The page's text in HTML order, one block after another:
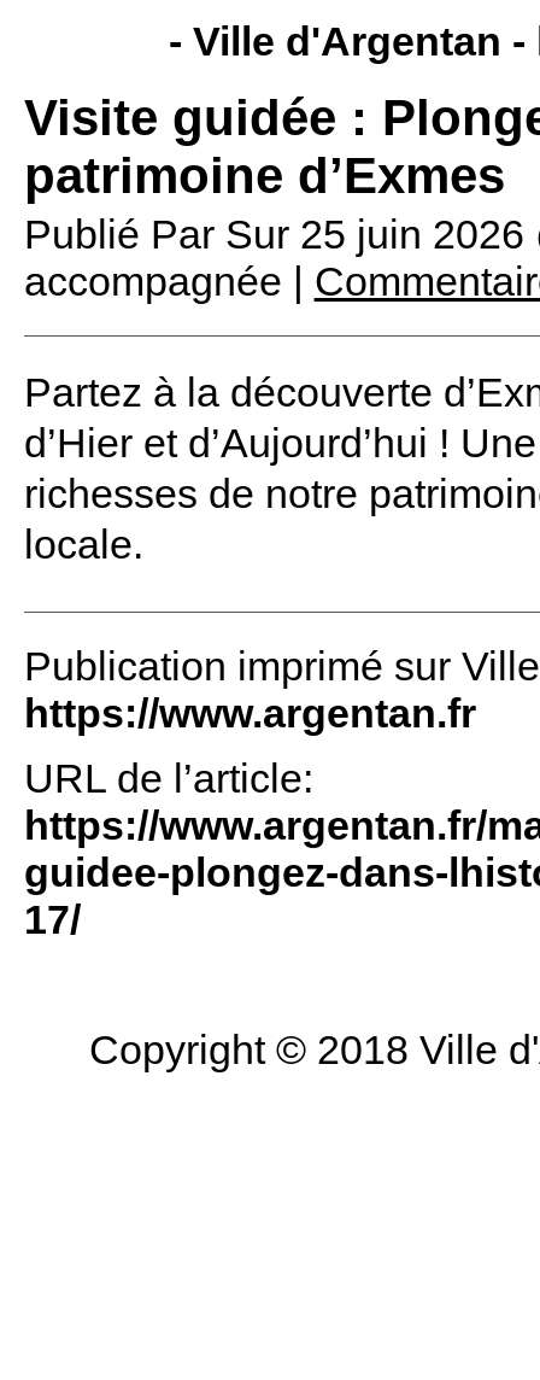
- Ville d'Argentan -
Visite guidée :
patrimoine d’Exmes
Publié Par Sur 25 juin
accompagnée |
Partez à la découverte
d’Hier et d’Aujourd’hui !
richesses de notre
locale.
Publication imprimé sur
https://www.argentan.fr
URL de l’article:
https://www.argentan.fr/
guidee-plongez-dans-
17/
Copyright © 2018 Ville